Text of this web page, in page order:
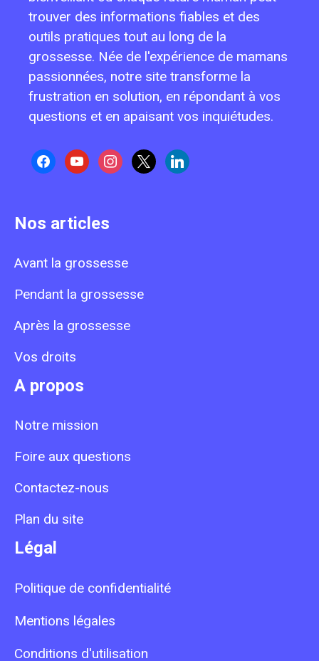
trouver des informations fiables et des
outils pratiques tout au long de la
grossesse. Née de l'expérience de mamans
passionnées, notre site transforme la
frustration en solution, en répondant à vos
questions et en apaisant vos inquiétudes.
facebookyoutubeinstagram
x linkedin
Nos articles
Avant la grossesse
Pendant la grossesse
Après la grossesse
Vos droits
A propos
Notre mission
Foire aux questions
Contactez-nous
Plan du site
Légal
Politique de confidentialité
Mentions légales
Conditions d'utilisation